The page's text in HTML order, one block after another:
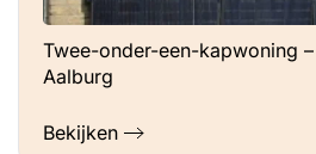
Twee-onder-een-kapwoning
Aalburg
Bekijken